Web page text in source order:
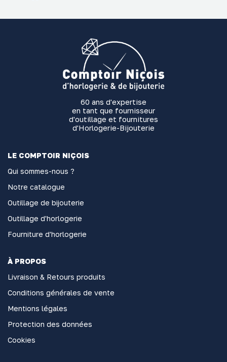
60 ans d'expertise
en tant que fournisseur
d'outillage et fournitures
d'Horlogerie-Bijouterie
LE COMPTOIR NIÇOIS
Qui sommes-nous ?
Notre catalogue
Outillage de bijouterie
Outillage d'horlogerie
Fourniture d'horlogerie
À PROPOS
Livraison & Retours produits
Conditions générales de vente
Mentions légales
Protection des données
Cookies